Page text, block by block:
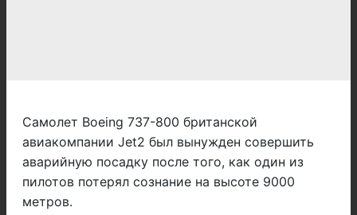
Самолет Boeing 737-800 британской
авиакомпании Jet2 был вынужден совершить
аварийную посадку после того, как один из
пилотов потерял сознание на высоте 9000
метров.